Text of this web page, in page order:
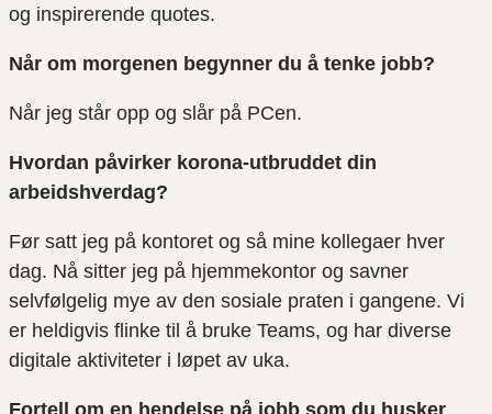
og inspirerende quotes.
Når om morgenen begynner du å tenke jobb?
Når jeg står opp og slår på PCen.
Hvordan påvirker korona-utbruddet din
arbeidshverdag?
Før satt jeg på kontoret og så mine kollegaer hver
dag. Nå sitter jeg på hjemmekontor og savner
selvfølgelig mye av den sosiale praten i gangene. Vi
er heldigvis flinke til å bruke Teams, og har diverse
digitale aktiviteter i løpet av uka.